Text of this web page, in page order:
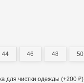
44 46 48 50
для чистки одежды (+200 ₽)